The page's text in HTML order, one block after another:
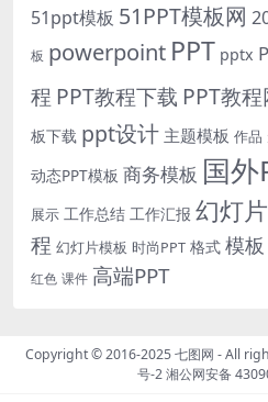
51ppt模板 51PPT模板网
板 powerpoint PPT pptx
程 PPT教程下载 PPT教程
板下载 ppt设计 主题模板 作品
动态PPT模板 商务模板 国外
展示 工作总结 工作汇报 幻灯片
程 幻灯片模板 时尚PPT 格式 模板
红色 课件 高端PPT
Copyright © 2016-2025七图网 - All
号-2湘公网安备